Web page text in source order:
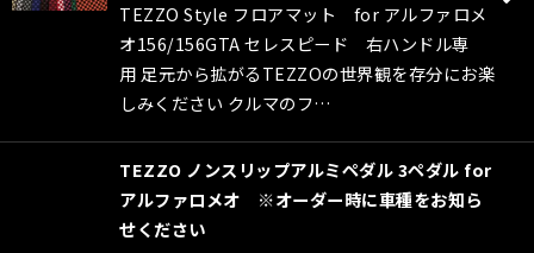
TEZZO Style フロアマット for アルファロメ
オ156/156GTA セレスピード 右ハンドル専
用 足元から拡がるTEZZOの世界観を存分にお楽
しみください クルマのフ…
TEZZO ノンスリップアルミペダル 3ペダル for
アルファロメオ ※オーダー時に車種をお知ら
せください